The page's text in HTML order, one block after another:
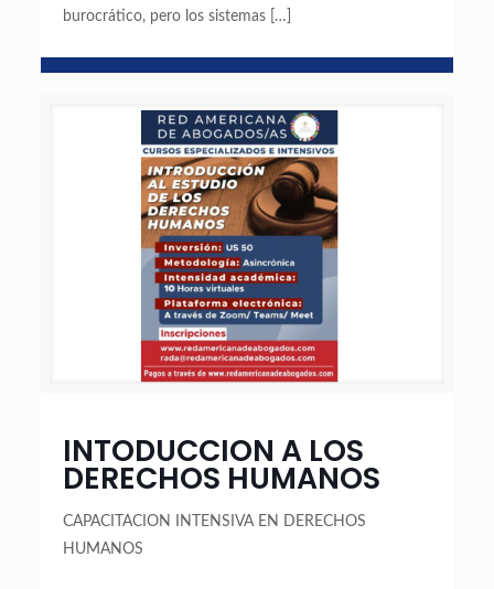
burocrático, pero los sistemas[…]
INTODUCCION A LOS
DERECHOS HUMANOS
CAPACITACION INTENSIVA EN DERECHOS
HUMANOS